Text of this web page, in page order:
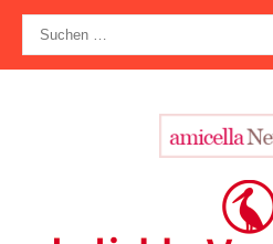
Zum
Inhalt
springen
nach: